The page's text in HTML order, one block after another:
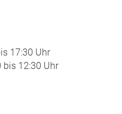
17:30 Uhr
bis 12:30 Uhr